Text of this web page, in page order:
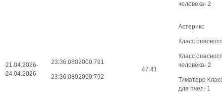
человека- 2
21.04.2026-
24.04.2026
23:36:0802000:791
23:36:0802000:792
47.41
Астерикс
Класс
Класс
человека- 2
Тиматерр
для пчел- 1